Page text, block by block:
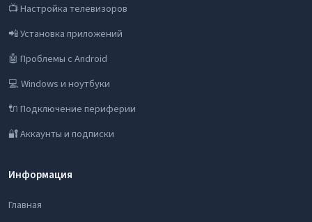
📺 Настройка телевизоров
📲 Установка приложений
🤖 Проблемы с Android
💻 Windows и ноутбуки
🔌 Подключение периферии
🔐 Аккаунты и подписки
Информация
Главная